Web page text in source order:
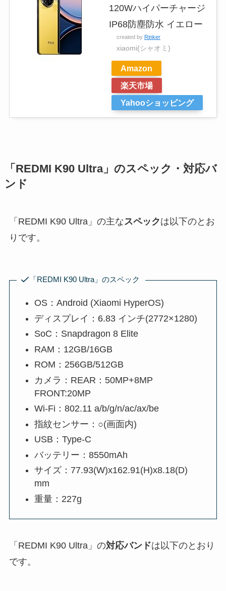
120Wハイパーチャージ
IP68防塵防水 イエロー
created by Rinker
xiaomi(シャオミ)
Amazon
楽天市場
Yahooショッピング
「REDMI K90 Ultra」のスペック・対応バ
ンド
「REDMI K90 Ultra」の主なスペックは以下のとお
りです。
「REDMI K90 Ultra」のスペック
OS：Android (Xiaomi HyperOS)
ディスプレイ：6.83 インチ(2772×1280)
SoC：Snapdragon 8 Elite
RAM：12GB/16GB
ROM：256GB/512GB
カメラ：REAR：50MP+8MP
FRONT:20MP
Wi-Fi：802.11 a/b/g/n/ac/ax/be
指紋センサー：○(画面内)
USB：Type-C
バッテリー：8550mAh
サイズ：77.93(W)x162.91(H)x8.18(D)
mm
重量：227g
「REDMI K90 Ultra」の対応バンドは以下のとおり
です。